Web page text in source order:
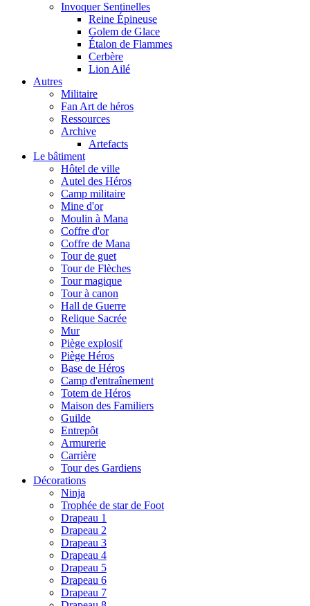
Invoquer Sentinelles
Reine Épineuse
Golem de Glace
Étalon de Flammes
Cerbère
Lion Ailé
Autres
Militaire
Fan Art de héros
Ressources
Archive
Artefacts
Le bâtiment
Hôtel de ville
Autel des Héros
Camp militaire
Mine d'or
Moulin à Mana
Coffre d'or
Coffre de Mana
Tour de guet
Tour de Flèches
Tour magique
Tour à canon
Hall de Guerre
Relique Sacrée
Mur
Piège explosif
Piège Héros
Base de Héros
Camp d'entraînement
Totem de Héros
Maison des Familiers
Guilde
Entrepôt
Armurerie
Carrière
Tour des Gardiens
Décorations
Ninja
Trophée de star de Foot
Drapeau 1
Drapeau 2
Drapeau 3
Drapeau 4
Drapeau 5
Drapeau 6
Drapeau 7